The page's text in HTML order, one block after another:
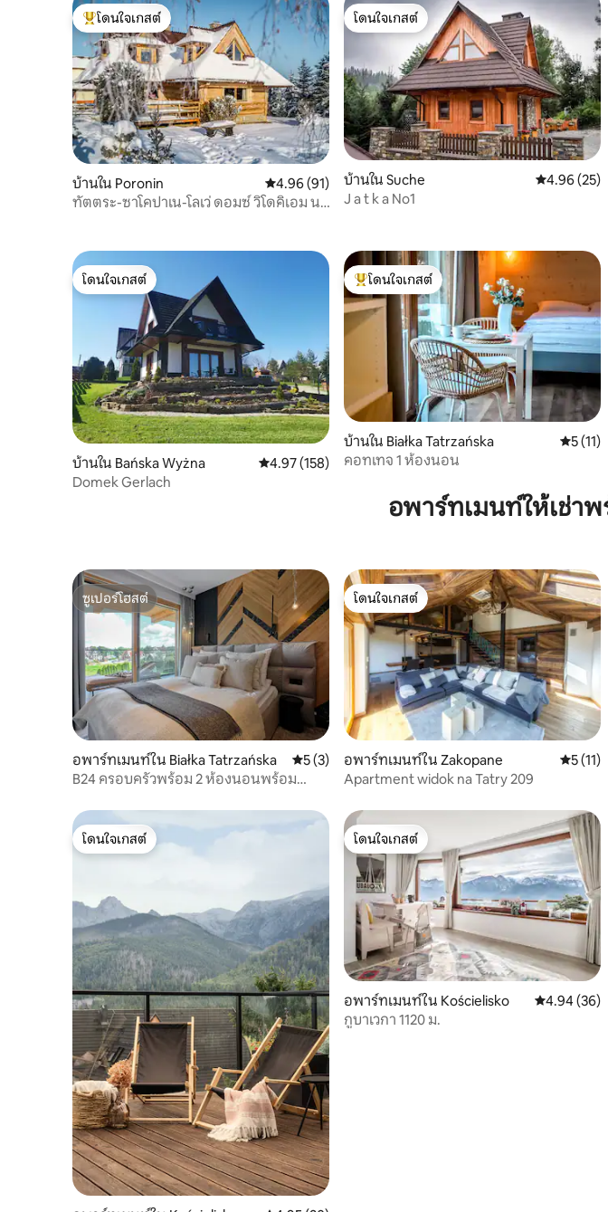
โดนใจเกสต์ที่สุด
โดนใจเกสต์
บ้านใน Poronin คะแนนเฉลี่ย 4.96 จาก 5, 91 รีวิว
4.96 (91)
ทัตตระ-ซาโคปาเน-โลเว่ ดอมซ์ วิโดคิเอม นา
โดนใจเกสต์
โดนใจเกสต์
บ้านใน Suche คะแนนเฉลี่
4.96 (25)
J a t k a No1
โดนใจเกสต์
โดนใจเกสต์
บ้านใน Bańska Wyżna คะแนนเฉลี่ย 4.97 จาก 5, 158 รีวิว
4.97 (158)
Domek Gerlach
โดนใจเกสต์ที่สุด
โดนใจเกสต์
บ้านใน Białka Tatrzańska คะแนน
5 (11)
คอทเทจ 1 ห้องนอน
อพาร์ทเมนท์ให้เช่า
ซูเปอร์โฮสต์
ซูเปอร์โฮสต์
อพาร์ทเมนท์ใน Białka Tatrzańska คะแนนเฉลี่ย 5 จาก 5, 3 รีวิว
5 (3)
B24 ครอบครัวพร้อม 2 ห้องนอนพร้อม
โดนใจเกสต์
โดนใจเกสต์
อพาร์ทเมนท์ใน Zakopane คะแนน
5 (11)
Apartment widok na Tatry 209
โดนใจเกสต์
โดนใจเกสต์
โดนใจเกสต์
โดนใจเกสต์
อพาร์ทเมนท์ใน Kościelisko คะแนนเฉลี่
4.94 (36)
กูบาเวกา 1120 ม.